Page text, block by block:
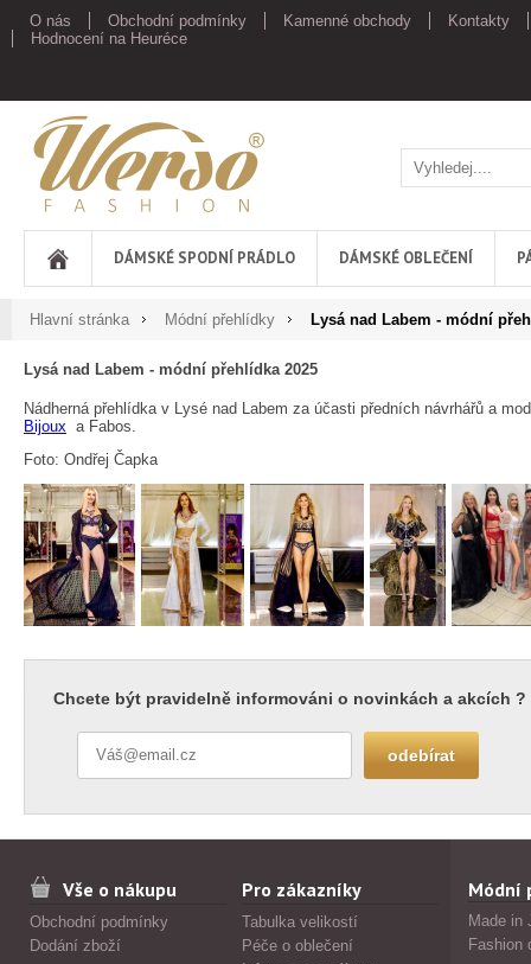
O nás Obchodní podmínky Kamenné obchody
Kontakty
Hodnocení na Heuréce
Werso
DÁMSKÉ SPODNÍ PRÁDLO DÁMSKÉ OBLEČENÍ
Hlavní stránka Módní přehlídky Lysá nad Labem - módní
Lysá nad Labem - módní přehlídka 2025
Nádherná přehlídka v Lysé nad Labem za účasti předních návrhářů a
Bijoux a Fabos.
Foto: Ondřej Čapka
Chcete být pravidelně informováni o novinkách a akcích ?
Vše o nákupu
Obchodní podmínky
Dodání zboží
Pro zákazníky
Tabulka velikostí
Péče o oblečení
Módní
Made in
Fashion